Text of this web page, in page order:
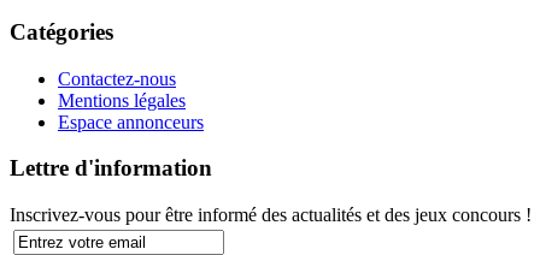
Catégories
Contactez-nous
Mentions légales
Espace annonceurs
Lettre d'information
Inscrivez-vous pour être informé des actualités et des jeux concours !